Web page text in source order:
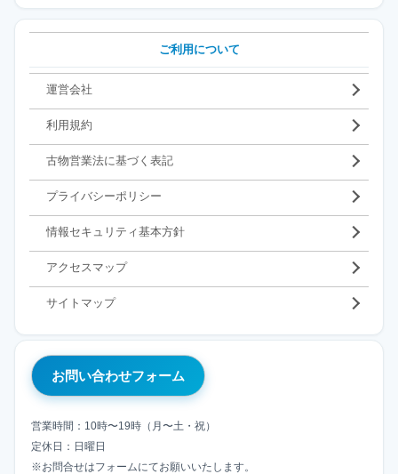
ご利用について
運営会社
利用規約
古物営業法に基づく表記
プライバシーポリシー
情報セキュリティ基本方針
アクセスマップ
サイトマップ
お問い合わせフォーム
営業時間：10時〜19時（月〜土・祝）
定休日：日曜日
※お問合せはフォームにてお願いいたします。